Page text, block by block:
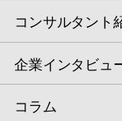
コンサルタント
企業インタビュ
コラム